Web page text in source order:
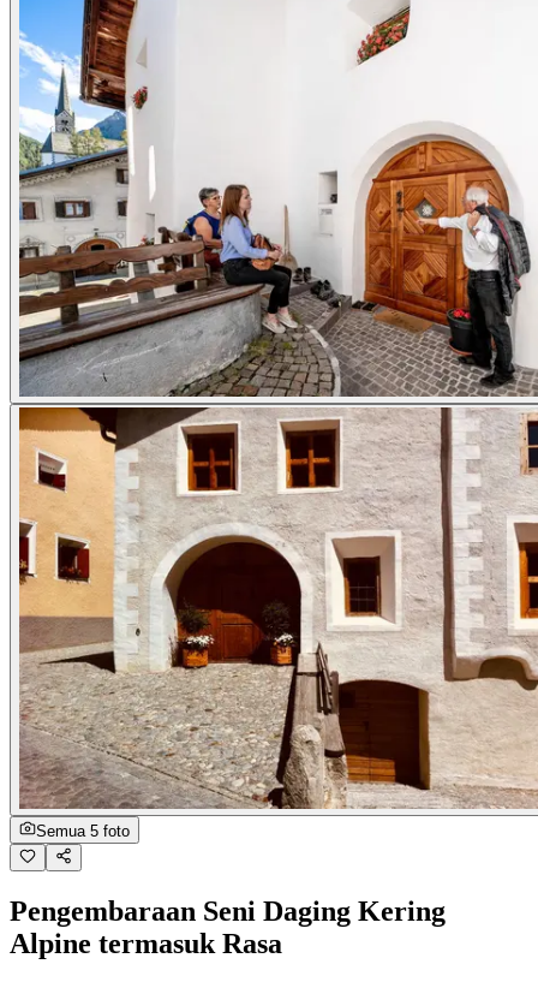
Semua 5 foto
Pengembaraan Seni Daging Kering
Alpine termasuk Rasa